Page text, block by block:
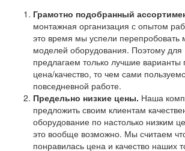
Грамотно подобранный
монтажная организация с опытом
это время мы успели перепробовать
моделей оборудования. Поэтому
предлагаем только лучшие
цена/качество, то чем сами
повседневной работе.
Предельно низкие цены. Наша
предложить своим клиентам
оборудование по настолько низким
это вообще возможно. Мы считаем
понравилась цена и качество наших